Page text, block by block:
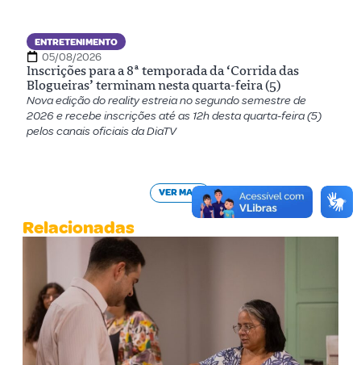
ENTRETENIMENTO
05/08/2026
Inscrições para a 8ª temporada da ‘Corrida das
Blogueiras’ terminam nesta quarta-feira (5)
Nova edição do reality estreia no segundo semestre de
2026 e recebe inscrições até as 12h desta quarta-feira (5)
pelos canais oficiais da DiaTV
VER MAIS
Relacionadas